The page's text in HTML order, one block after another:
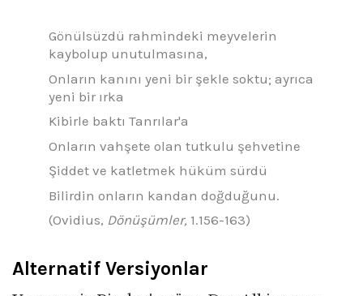
Gönülsüzdü rahmindeki meyvelerin
kaybolup unutulmasına,
Onların kanını yeni bir şekle soktu; ayrıca
yeni bir ırka
Kibirle baktı Tanrılar'a
Onların vahşete olan tutkulu şehvetine
Şiddet ve katletmek hüküm sürdü
Bilirdin onların kandan doğduğunu.
(Ovidius, Dönüşümler, 1.156-163)
Alternatif Versiyonlar